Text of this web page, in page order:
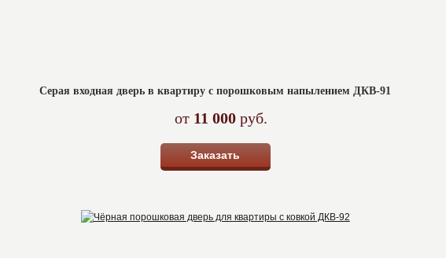
Серая входная дверь в квартиру с порошковым напылением ДКВ-91
от 11 000руб.
Заказать